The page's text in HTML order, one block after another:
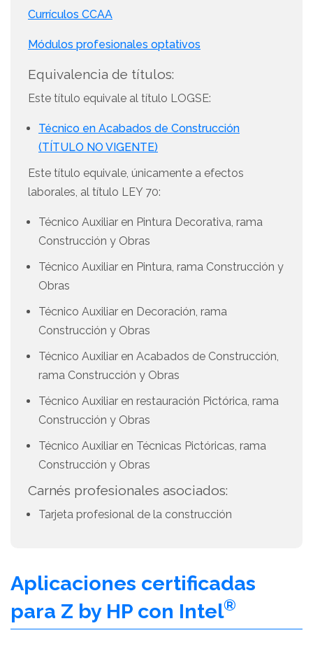
Currículos CCAA
Módulos profesionales optativos
Equivalencia de títulos:
Este título equivale al título LOGSE:
Técnico en Acabados de Construcción
(TÍTULO NO VIGENTE)
Este título equivale, únicamente a efectos
laborales, al título LEY 70:
Técnico Auxiliar en Pintura Decorativa, rama
Construcción y Obras
Técnico Auxiliar en Pintura, rama Construcción y
Obras
Técnico Auxiliar en Decoración, rama
Construcción y Obras
Técnico Auxiliar en Acabados de Construcción,
rama Construcción y Obras
Técnico Auxiliar en restauración Pictórica, rama
Construcción y Obras
Técnico Auxiliar en Técnicas Pictóricas, rama
Construcción y Obras
Carnés profesionales asociados:
Tarjeta profesional de la construcción
Aplicaciones certificadas
para Z by HP con Intel®